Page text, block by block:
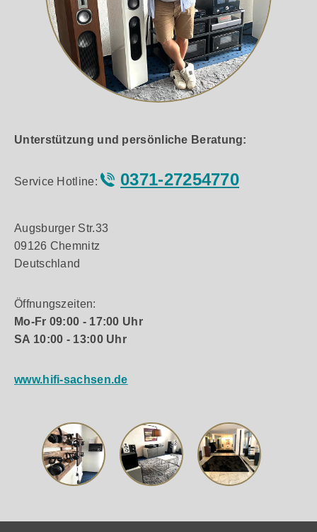
Unterstützung und persönliche Beratung:
Service Hotline: 0371-27254770
Augsburger Str.33
09126 Chemnitz
Deutschland
Öffnungszeiten:
Mo-Fr 09:00 - 17:00 Uhr
SA 10:00 - 13:00 Uhr
www.hifi-sachsen.de